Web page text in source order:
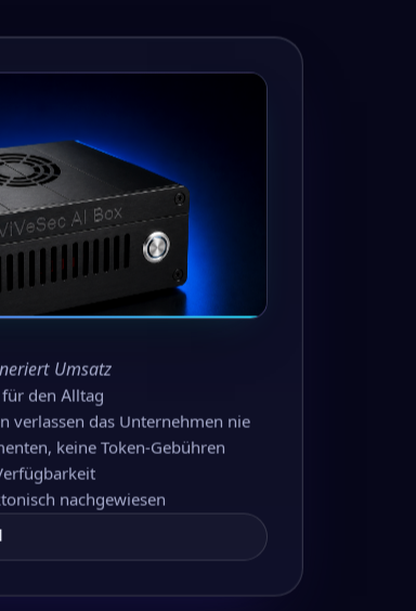
Umsatz
den Alltag
verlassen das Unternehmen nie
keine Token-Gebühren
nachgewiesen